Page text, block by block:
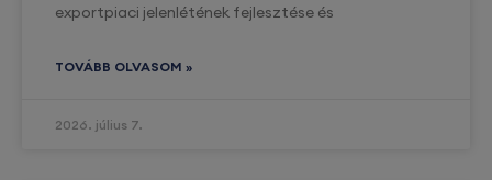
exportpiaci jelenlétének fejlesztése és
TOVÁBB OLVASOM »
2026. július 7.